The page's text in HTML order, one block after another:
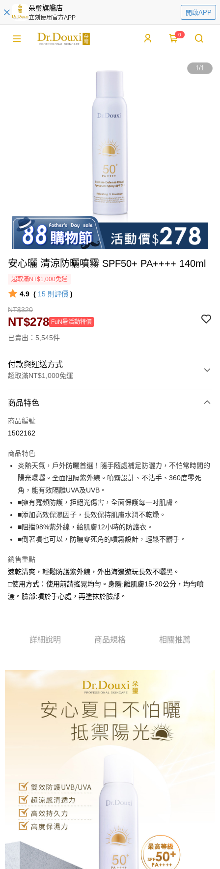
朵璽旗艦店
立刻使用官方APP
開啟APP
0
1/1
安心曬 清涼防曬噴霧 SPF50+ PA++++ 140ml
超取滿NT$1,000免運
4.9 ( 15 則評價 )
NT$320
NT$278 FuN暑活動特價
已賣出：5,545件
付款與運送方式
超取滿NT$1,000免運
信用卡一次付款
超商取貨付款
Apple Pay
街口支付
悠遊付
Google Pay
全盈+PAY
【大哥付你分期使用說明】
1.本服務由台灣大哥大提供，台灣大哥大用戶可立即使用無須另外申請。
2.付款方式選擇「大哥付你分期」，訂單成立後會自動跳轉到大哥付的交易
消。如遇「轉專審核」未通過狀況，表示未達大哥付你分期系統評分，恕無
醒簡訊。
2.透過簡訊連結打開帳單後，可選擇「超商條碼／台灣大直營門市／銀行轉
帳／街口支付／iPASS MONEY」等通路繳費。
【注意事項】
1.本服務係由「台灣大哥大股份有限公司」（以下簡稱本公司）所提供，讓
用戶於交易時，得透過本服務購買商品或服務，並由商店將買賣／分期付款
買賣價金債權讓與本公司後，依約使用本公司帳單繳交帳款。
2.基於同意付款使用「大哥付你分期」之契約關係目的，商店將以您的個人
資料（包含姓名、電話或地址）提供予台灣大哥大進項蒐集、處理及利用，
由本公司與您本人進行分期帳單所需資料之確認、核對及更正。
AFTEE先享後付
相關說明
１．簡單：不需註冊會員、不需綁卡、不需儲值。
２．便利：只要手機號碼，簡訊認證，即可結帳。
【「AFTEE先享後付」結帳流程】
１．於結帳方式選擇「AFTEE先享後付」後，將跳轉至「AFTEE先享後付」
結帳頁面，進行簡訊認證並確認金額後，即可完成結帳。
２．訂單成立數日內，您將收到繳費通知簡訊。
３．收到繳費通知簡訊後14天內，點擊此簡訊中的連結，可透過四大超商／
ATM／網路銀行／等多元方式進行付款，方視為交易完成。
※ 請注意：結帳手續完成當下不需立刻繳費，但若您需要取消訂單，請聯絡
購買商品的店家。未經商家同意取消之訂單仍視為有效，需透過AFTEE先享
※ 交易是否成功請以「AFTEE先享後付 」之結帳頁面顯示為準，若有關於
是否繳費成功／繳費後需取消欲退款等相關疑問，請聯繫「AFTEE先享後付
【注意事項】
１．透過由恩沛科技股份有限公司提供之「AFTEE先享後付」服務完成之交
易，需依本服務之必要範圍內提供個人資料，並將交易相關給付款項請求債
權轉讓予恩沛科技股份有限公司。
２．關於個人資料處理事宜，請瀏覽以下網址：
https://aftee.tw/terms/#terms3
３．未成年的使用者請事先徵得法定代理人或監護人之同意方可使用
「AFTEE先享後付」，若未經同意申辦者引起之損失，本公司不負相關責
任。
４．使用「AFTEE先享後付」時，將依據個別帳號之用戶狀況，依本公司即
全家付款取貨
每筆NT$70，滿NT$1,000(含以上)免運費
付款後全家取貨
每筆NT$70，滿NT$1,000(含以上)免運費
每筆NT$70，滿NT$1,000(含以上)免運費
每筆NT$70，滿NT$1,000(含以上)免運費
7-11付款取貨
每筆NT$70，滿NT$1,000(含以上)免運費
付款後7-11取貨
每筆NT$70，滿NT$1,000(含以上)免運費
宅配
商品特色
商品編號
1502162
商品特色
炎熱天氣，戶外防曬首選！隨手隨處補足防曬力，不怕常時間的
陽光曝曬。全面阻隔紫外線。噴霧設計、不沾手、360度零死
角，能有效隔離UVA及UVB。
■擁有寬頻防護，拒絕光傷害，全面保護每一吋肌膚。
■添加高效保濕因子，長效保持肌膚水潤不乾燥。
■阻擋98%紫外線，給肌膚12小時的防護衣。
■倒著噴也可以，防曬零死角的噴霧設計，輕鬆不髒手。
銷售重點
速乾清爽，輕鬆防護紫外線，外出海邊遊玩長效不曬黑。
□使用方式：使用前請搖晃均勻。身體:離肌膚15-20公分，均勻噴
灑。臉部:噴於手心處，再塗抹於臉部。
詳細說明 商品規格 相關推薦